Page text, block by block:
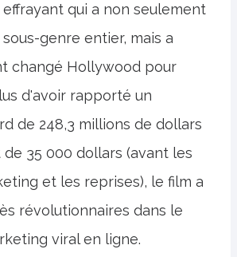
qui a non seulement
genre entier, mais a
changé Hollywood pour
d'avoir rapporté un
de 248,3 millions de dollars
35 000 dollars (avant les
et les reprises), le film a
révolutionnaires dans le
viral en ligne.